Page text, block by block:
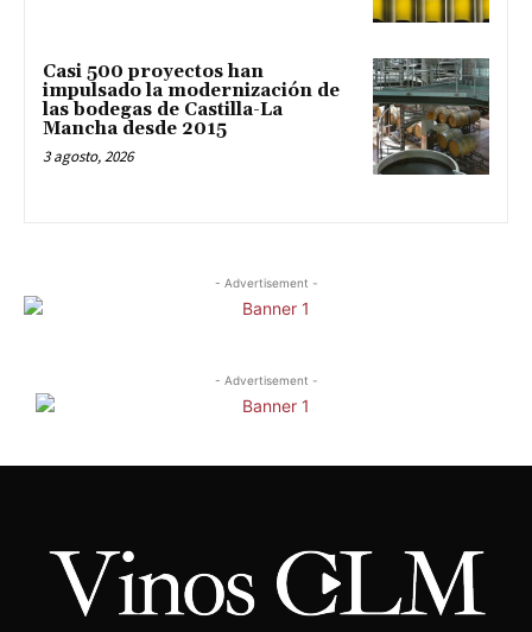
Casi 500 proyectos han
impulsado la modernización de
las bodegas de Castilla-La
Mancha desde 2015
3 agosto, 2026
- Advertisement -
- Advertisement -